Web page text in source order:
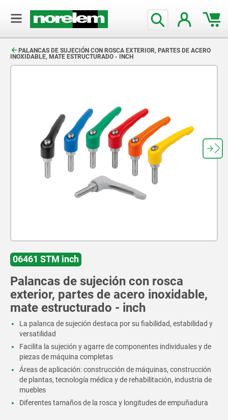
PALANCAS DE SUJECIÓN CON ROSCA EXTERIOR, PARTES DE ACERO
INOXIDABLE, MATE ESTRUCTURADO - INCH
06461 STM inch
Palancas de sujeción con rosca
exterior, partes de acero inoxidable,
mate estructurado - inch
La palanca de sujeción destaca por su fiabilidad, estabilidad y
versatilidad
Facilita la sujeción y agarre de componentes individuales y de
piezas de máquina completas
Áreas de aplicación: construcción de máquinas, construcción
de plantas, tecnología médica y de rehabilitación, industria de
muebles
Diferentes tamaños de la rosca y longitudes de empuñadura